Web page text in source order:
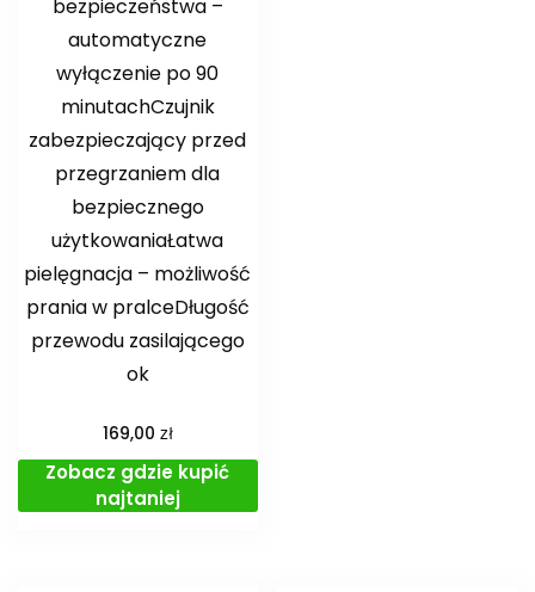
bezpieczeństwa –
automatyczne
wyłączenie po 90
minutachCzujnik
zabezpieczający przed
przegrzaniem dla
bezpiecznego
użytkowaniaŁatwa
pielęgnacja – możliwość
prania w pralceDługość
przewodu zasilającego
ok
169,00 zł
Zobacz gdzie kupić
najtaniej